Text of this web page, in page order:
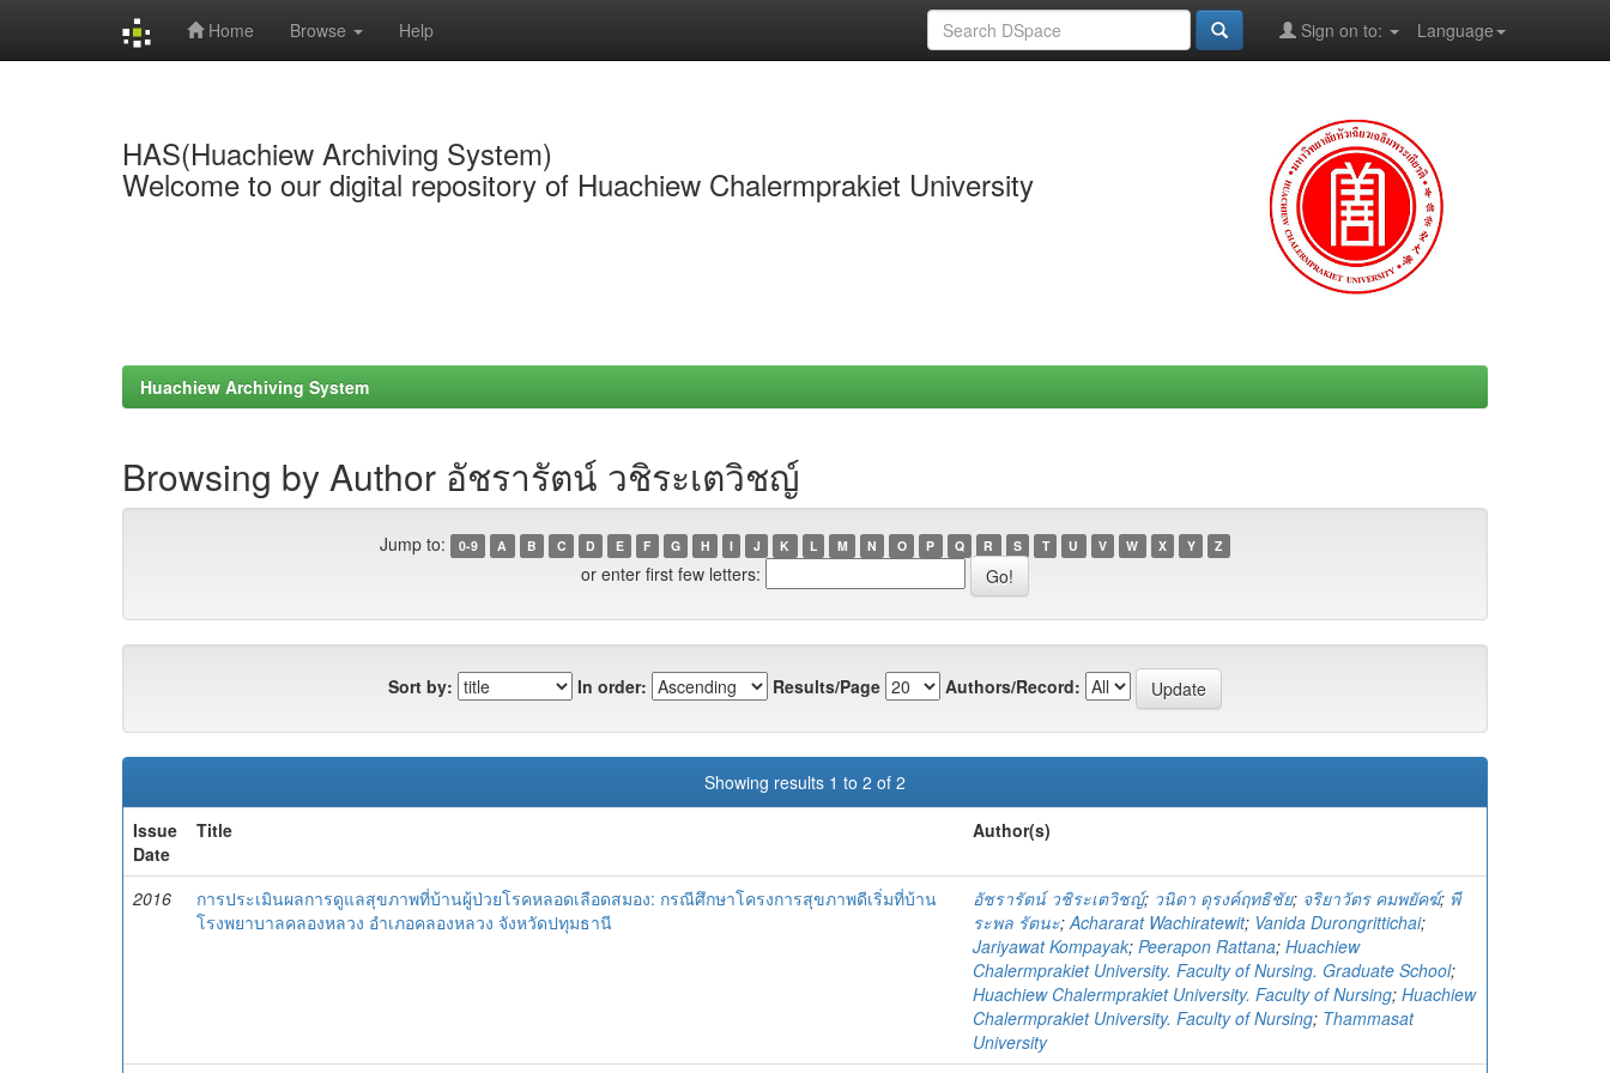
Home Browse Help Language
Sign on to:
HAS(Huachiew Archiving System)
Welcome to our digital repository of Huachiew Chalermprakiet University
Huachiew Archiving System
Browsing by Author อัชรารัตน์ วชิระเตวิชญ์
Jump to: 0-9 A B C D E F G H I J K L M N O P Q R S T U V W X Y Z
or enter first few letters:
Sort by: In order: Results/Page Authors/Record:
Showing results 1 to 2 of 2
Issue
Date
Title Author(s)
2016
การประเมินผลการดูแลสุขภาพที่บ้านผู้ป่วยโรคหลอดเลือดสมอง: กรณีศึกษาโครงการสุขภาพดีเริ่มที่บ้าน
โรงพยาบาลคลองหลวง อำเภอคลองหลวง จังหวัดปทุมธานี
อัชรารัตน์ วชิระเตวิชญ์; วนิดา ดุรงค์ฤทธิชัย; จริยาวัตร คมพยัคฆ์; พี
ระพล รัตนะ;Achararat Wachiratewit; Vanida Durongrittichai;
Jariyawat Kompayak; Peerapon Rattana; Huachiew
Chalermprakiet University. Faculty of Nursing. Graduate School;
Huachiew Chalermprakiet University. Faculty of Nursing; Huachiew
Chalermprakiet University. Faculty of Nursing; Thammasat
University